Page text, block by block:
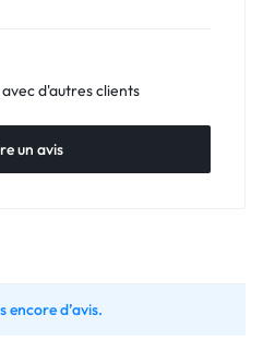
d'autres clients
un avis
encore d’avis.